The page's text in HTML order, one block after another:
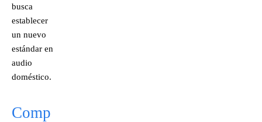
busca
establecer
un nuevo
estándar en
audio
doméstico.
Comp